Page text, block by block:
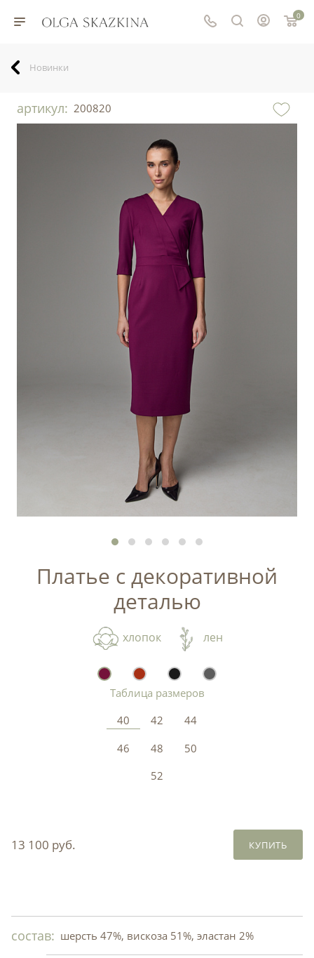
0
Новинки
артикул: 200820
Платье с декоративной
деталью
хлопок лен
Таблица размеров
40
42
44
46
48
50
52
13 100 руб. КУПИТЬ
состав: шерсть 47%, вискоза 51%, эластан 2%